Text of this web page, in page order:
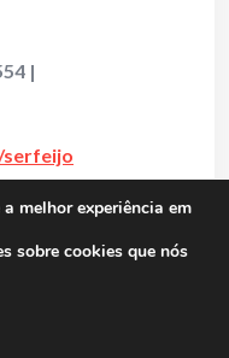
|
melhor experiência em
sobre cookies que nós